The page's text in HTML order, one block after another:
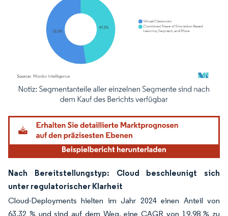
Bild © Mordor Intelligence. Wiederverwendung erfordert Namensnennung
Nach Bereitstellungstyp: Cloud beschleunigt sich
unter regulatorischer Klarheit
Cloud-Deployments hielten im Jahr 2024 einen Anteil von
63,32 % und sind auf dem Weg, eine CAGR von 19,98 % zu